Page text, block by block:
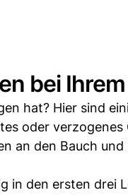
bei
hat? Hier sind
oder verzogenes
an den Bauch
in den ersten drei